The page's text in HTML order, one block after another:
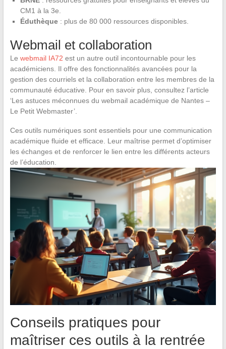
CM1 à la 3e.
Éduthèque: plus de 80 000 ressources disponibles.
Webmail et collaboration
Le webmail IA72 est un autre outil incontournable pour les
académiciens. Il offre des fonctionnalités avancées pour la
gestion des courriels et la collaboration entre les membres de la
communauté éducative. Pour en savoir plus, consultez l’article
‘Les astuces méconnues du webmail académique de Nantes –
Le Petit Webmaster’.
Ces outils numériques sont essentiels pour une communication
académique fluide et efficace. Leur maîtrise permet d’optimiser
les échanges et de renforcer le lien entre les différents acteurs
de l’éducation.
Conseils pratiques pour
maîtriser ces outils à la rentrée